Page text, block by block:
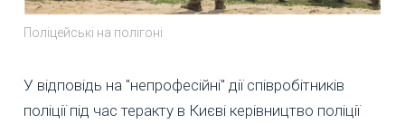
Поліцейські на полігоні
У відповідь на "непрофесійні" дії співробітників
поліції під час теракту в Києві керівництво поліції